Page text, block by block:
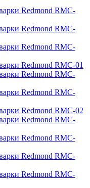
Redmond RMC-
Redmond RMC-
Redmond RMC-
Redmond RMC-01
Redmond RMC-
Redmond RMC-
Redmond RMC-02
Redmond RMC-
Redmond RMC-
Redmond RMC-
Redmond RMC-